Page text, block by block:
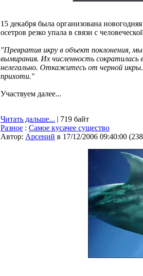
15 декабря была организована
осетров резко упала в связи с
"Превратив икру в объект поклонения,
вымирания. Их численность
нелегально. Откажитесь от черной
прихоти."
Участвуем далее...
Читать дальше... | 719 байт
Разное : Самое кусачее существо
Автор: Арсений в 17/12/2006 09:40:00 (